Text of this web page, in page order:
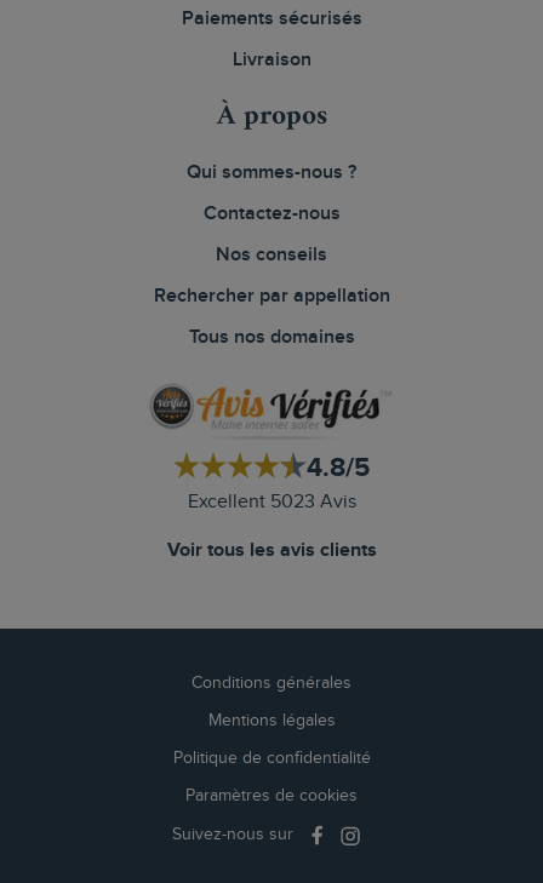
Paiements sécurisés
Livraison
À propos
Qui sommes-nous ?
Contactez-nous
Nos conseils
Rechercher par appellation
Tous nos domaines
4.8/5
Excellent 5023 Avis
Voir tous les avis clients
Conditions générales
Mentions légales
Politique de confidentialité
Paramètres de cookies
Suivez-nous sur